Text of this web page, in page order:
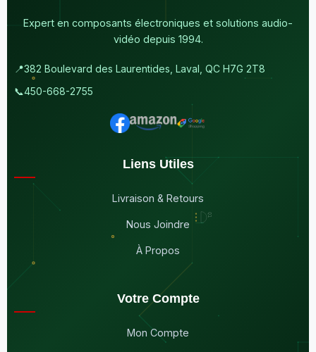
Expert en composants électroniques et solutions audio-
vidéo depuis 1994.
📍382 Boulevard des Laurentides, Laval, QC H7G 2T8
📞450-668-2755
Liens Utiles
Livraison & Retours
Nous Joindre
À Propos
Votre Compte
Mon Compte